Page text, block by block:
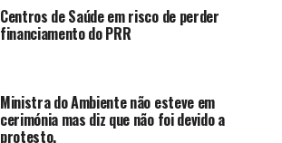
Centros de Saúde em risco de perder
financiamento do PRR
Ministra do Ambiente não esteve em
cerimónia mas diz que não foi devido a
protesto.